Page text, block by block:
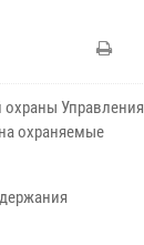
Управления
охраняемые